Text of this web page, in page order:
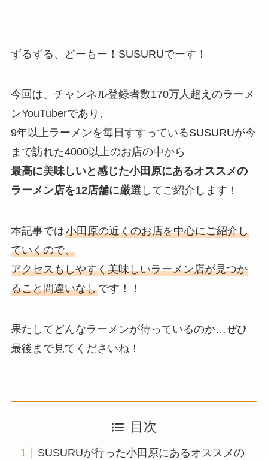
ずるずる、どーもー！SUSURUでーす！
今回は、チャンネル登録者数170万人超えのラーメ
ンYouTuberであり、
9年以上ラーメンを毎日すすっているSUSURUが今
まで訪れた4000以上のお店の中から
最高に美味しいと感じた小田原にあるオススメの
ラーメン店を12店舗に厳選してご紹介します！
本記事では小田原の近くのお店を中心にご紹介し
ていくので、
アクセスもしやすく美味しいラーメン店が見つか
ること間違いなしです！！
果たしてどんなラーメンが待っているのか…ぜひ
最後まで見てくださいね！
目次
SUSURUが行った小田原にあるオススメの